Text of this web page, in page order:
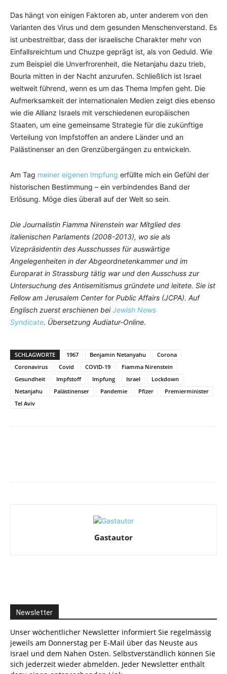
Das hängt von einigen Faktoren ab, unter anderem von den
Varianten des Virus und dem gesunden Menschenverstand. Es
ist unbestreitbar, dass der israelische Charakter mehr von
Einfallsreichtum und Chuzpe geprägt ist, als von Geduld. Wie
zum Beispiel die Unverfrorenheit, die Netanjahu dazu trieb,
Bourla mitten in der Nacht anzurufen. Schließlich ist Israel
weltweit führend, wenn es um das Thema Impfen geht. Die
Aufmerksamkeit der internationalen Medien zeigt dies ebenso
wie die Allianz Israels mit verschiedenen europäischen
Staaten, um eine gemeinsame Strategie für die zukünftige
Verteilung von Impfstoffen an andere Länder und an
Palästinenser an den Grenzübergängen zu entwickeln.
Am Tag meiner eigenen Impfung erfüllte mich ein Gefühl der
historischen Bestimmung – ein verbindendes Band der
Erlösung. Möge dies überall auf der Welt so sein.
Die Journalistin Fiamma Nirenstein war Mitglied des
italienischen Parlaments (2008-2013), wo sie als
Vizepräsidentin des Ausschusses für auswärtige
Angelegenheiten in der Abgeordnetenkammer und im
Europarat in Strassburg tätig war und den Ausschuss zur
Untersuchung des Antisemitismus gründete und leitete. Sie ist
Fellow am Jerusalem Center for Public Affairs (JCPA). Auf
Englisch zuerst erschienen beiJewish News
Syndicate. Übersetzung Audiatur-Online.
SCHLAGWORTE 1967 Benjamin Netanyahu
Corona
Coronavirus
Covid COVID-19
Fiamma Nirenstein
Gesundheit
Impfstoff Impfung Israel
Lockdown
Netanjahu
Palästinenser Pandemie Pfizer
Premierminister
Tel Aviv
Gastautor
Newsletter
Unser wöchentlicher Newsletter informiert Sie regelmässig
jeweils am Donnerstag per E-Mail über das Neuste aus
Israel und dem Nahen Osten. Selbstverständlich können Sie
sich jederzeit wieder abmelden. Jeder Newsletter enthält